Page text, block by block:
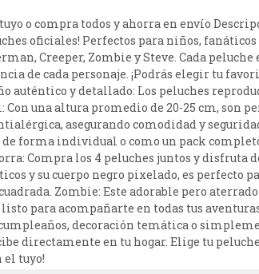
o compra todos y ahorra en envío
oficiales! Perfectos para niños,
Creeper, Zombie y Steve. Cada
de cada personaje. ¡Podrás elegir tu
auténtico y detallado: Los peluches
una altura promedio de 20-25 cm, son
asegurando comodidad y
forma individual o como un pack
Compra los 4 peluches juntos y disfruta
y su cuerpo negro pixelado, es perfecto
Zombie: Este adorable pero
para acompañarte en todas tus
decoración temática o
directamente en tu hogar. Elige tu
el tuyo!